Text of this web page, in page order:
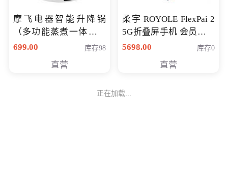
摩飞电器智能升降锅
（多功能蒸煮一体锅）
（智能升降养生锅） 会
699.00 库存98
直营
柔宇 ROYOLE FlexPai 2
5G折叠屏手机 会员专享
购买价格 4998元
5698.00 库存0
直营
正在加载...